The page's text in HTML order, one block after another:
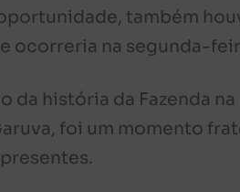
também
ocorreria na segunda-
da história da Fazenda
foi um momento